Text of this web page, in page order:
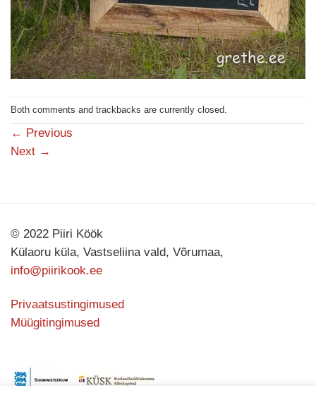
Both comments and trackbacks are currently closed.
← Previous
Next →
© 2022 Piiri Köök
Külaoru küla, Vastseliina vald, Võrumaa,
info@piirikook.ee
Privaatsustingimused
Müügitingimused